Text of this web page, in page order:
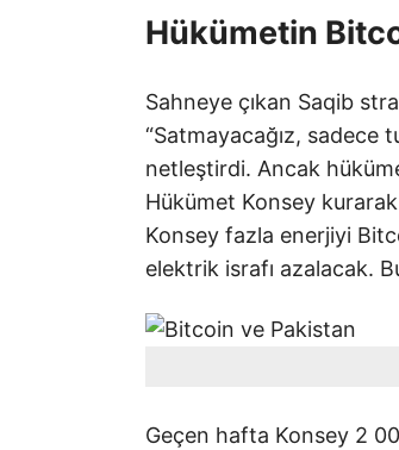
Hükümetin
Sahneye çıkan Saqib
“Satmayacağız, sadece
netleştirdi. Ancak
Hükümet Konsey
Konsey fazla enerjiyi
elektrik israfı azalacak.
Geçen hafta Konsey 2